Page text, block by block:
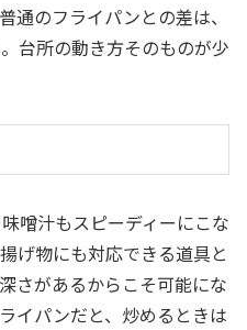
通のフライパンとの差は、
台所の動き方そのものが少
噌汁もスピーディーにこな
げ物にも対応できる道具と
さがあるからこそ可能にな
イパンだと、炒めるときは